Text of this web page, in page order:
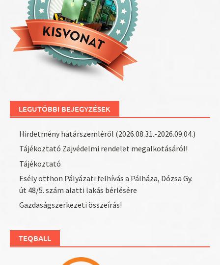
LEGUTÓBBI BEJEGYZÉSEK
Hirdetmény határszemléről (2026.08.31.-2026.09.04.)
Tájékoztató Zajvédelmi rendelet megalkotásáról!
Tájékoztató
Esély otthon Pályázati felhívás a Pálháza, Dózsa Gy.
út 48/5. szám alatti lakás bérlésére
Gazdaságszerkezeti összeírás!
TEQBALL